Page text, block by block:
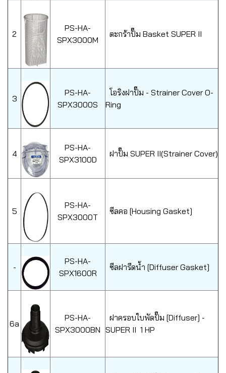
2
PS-HA-
SPX3000M
ตะกร้าปั๊ม Basket SUPER II
3
PS-HA-
SPX3000S
โอริงฝาปั๊ม - Strainer Cover O-
Ring
4
PS-HA-
SPX3100D
ฝาปั๊ม SUPER II(Strainer Cover)
5
PS-HA-
SPX3000T
ซีลคอ [Housing Gasket]
-
PS-HA-
SPX1600R
ซีลฝารีดน้ำ [Diffuser Gasket]
6a
PS-HA-
SPX3000BN
ฝาครอบใบพัดปั๊ม [Diffuser] -
SUPER II 1 HP